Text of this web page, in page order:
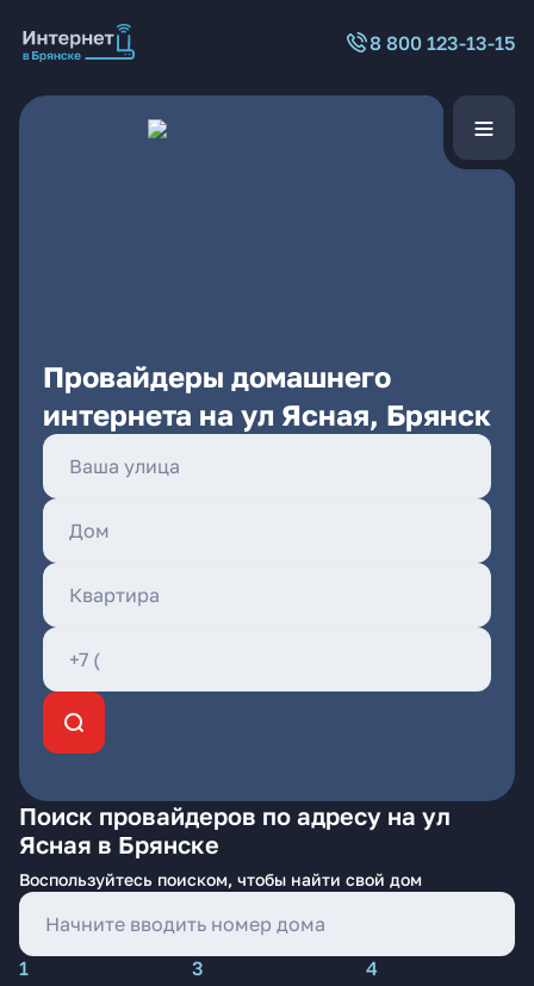
8 800 123-13-15
Провайдеры домашнего
интернета на ул Ясная, Брянск
Поиск провайдеров по адресу на ул
Ясная в Брянске
Воспользуйтесь поиском, чтобы найти свой дом
1 3
4